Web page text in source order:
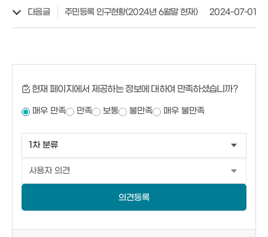
다음글 주민등록 인구현황(2024년 6월말 현재) 2024-07-01
현재 페이지에서 제공하는 정보에 대하여 만족하셨습니까?
매우 만족 만족 보통 불만족 매우 불만족
의견등록